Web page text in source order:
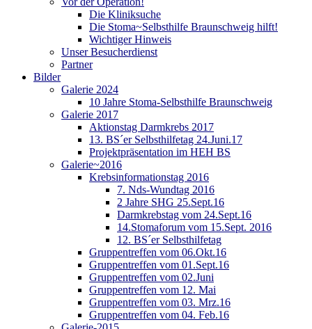
Die Kliniksuche
Die Stoma~Selbsthilfe Braunschweig hilft!
Wichtiger Hinweis
Unser Besucherdienst
Partner
Bilder
Galerie 2024
10 Jahre Stoma-Selbsthilfe Braunschweig
Galerie 2017
Aktionstag Darmkrebs 2017
13. BS´er Selbsthilfetag 24.Juni.17
Projektpräsentation im HEH BS
Galerie~2016
Krebsinformationstag 2016
7. Nds-Wundtag 2016
2 Jahre SHG 25.Sept.16
Darmkrebstag vom 24.Sept.16
14.Stomaforum vom 15.Sept. 2016
12. BS´er Selbsthilfetag
Gruppentreffen vom 06.Okt.16
Gruppentreffen vom 01.Sept.16
Gruppentreffen vom 02.Juni
Gruppentreffen vom 12. Mai
Gruppentreffen vom 03. Mrz.16
Gruppentreffen vom 04. Feb.16